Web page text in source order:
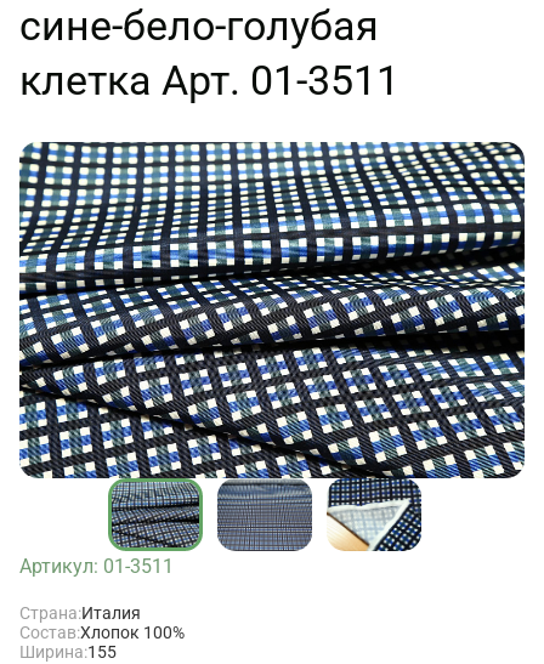
сине-бело-голубая
клетка Арт. 01-3511
Артикул: 01-3511
Страна:Италия
Состав:Хлопок 100%
Ширина:155